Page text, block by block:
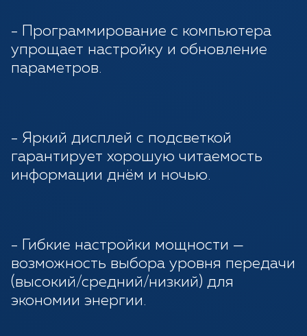
- Программирование с компьютера
упрощает настройку и обновление
параметров.
- Яркий дисплей с подсветкой
гарантирует хорошую читаемость
информации днём и ночью.
- Гибкие настройки мощности —
возможность выбора уровня передачи
(высокий/средний/низкий) для
экономии энергии.